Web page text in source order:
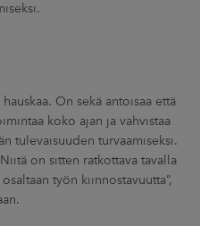
On sekä antoisaa että
koko ajan ja vahvistaa
tulevaisuuden turvaamiseksi.
on sitten ratkottava tavalla
työn kiinnostavuutta”,